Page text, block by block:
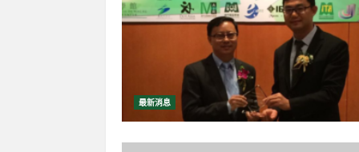
最新消息